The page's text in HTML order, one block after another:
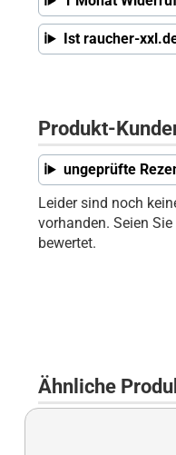
Ist raucher-
Produkt-
ungeprüfte
Leider sind noch
vorhanden. Seien
bewertet.
Ähnliche